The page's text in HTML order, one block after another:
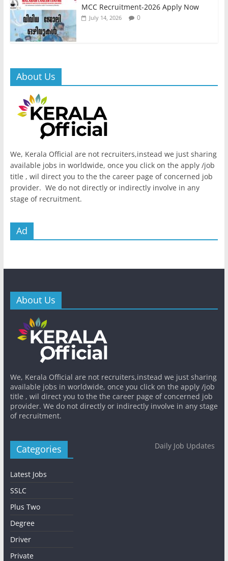
MCC Recruitment-2026 Apply Now
July 14, 2026 0
About Us
We, Kerala Official are not recruiters,instead we just sharing
available jobs in worldwide, once you click on the apply /job
title , wil direct you to the the career page of concerned job
provider. We do not directly or indirectly involve in any
stage of recruitment.
Ad
About Us
We, Kerala Official are not recruiters,instead we just sharing
available jobs in worldwide, once you click on the apply /job
title , wil direct you to the the career page of concerned job
provider. We do not directly or indirectly involve in any stage
of recruitment.
Categories
Latest Jobs
SSLC
Plus Two
Degree
Driver
Private
Daily Job Updates